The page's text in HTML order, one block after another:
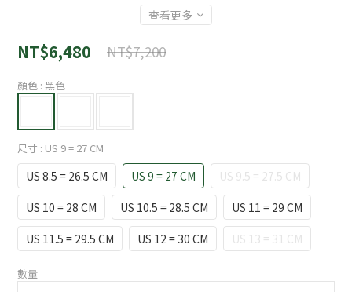
查看更多
NT$6,480 NT$7,200
顏色 : 黑色
尺寸 : US 9 = 27 CM
US 8.5 = 26.5 CM US 9 = 27 CM
US 9.5 = 27.5 CM
US 10 = 28 CM
US 10.5 = 28.5 CM
US 11 = 29 CM
US 11.5 = 29.5 CM
US 12 = 30 CM US 13 = 31 CM
數量